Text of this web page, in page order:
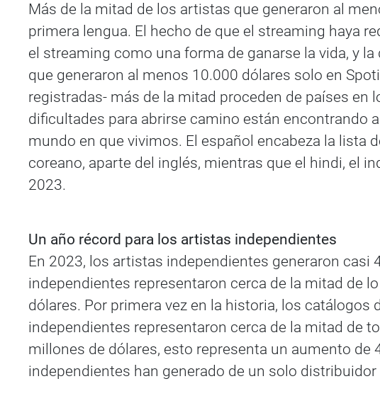
Más de la mitad de los artistas que generaron al
primera lengua. El hecho de que el streaming haya
el streaming como una forma de ganarse la vida, y
que generaron al menos 10.000 dólares solo en
registradas- más de la mitad proceden de países en
dificultades para abrirse camino están encontrando
mundo en que vivimos. El español encabeza la lista
coreano, aparte del inglés, mientras que el hindi, el
2023.
Un año récord para los artistas independientes
En 2023, los artistas independientes generaron casi
independientes representaron cerca de la mitad de
dólares. Por primera vez en la historia, los
independientes representaron cerca de la mitad de
millones de dólares, esto representa un aumento
independientes han generado de un solo distribuidor